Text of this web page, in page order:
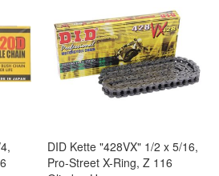
DID Kette "428VX" 1/2 x 5/16,
Pro-Street X-Ring, Z 116